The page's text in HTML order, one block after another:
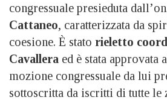
congressuale presieduta
Cattaneo, caratterizzata da
coesione. È stato rieletto
Cavallera ed è stata approvata
mozione congressuale da lui
sottoscritta da iscritti di tutte le